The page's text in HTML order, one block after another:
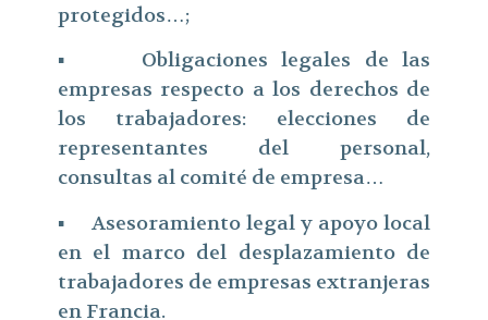
protegidos…;
▪ Obligaciones legales de las
empresas respecto a los derechos de
los trabajadores: elecciones de
representantes del personal,
consultas al comité de empresa…
▪ Asesoramiento legal y apoyo local
en el marco del desplazamiento de
trabajadores de empresas extranjeras
en Francia.